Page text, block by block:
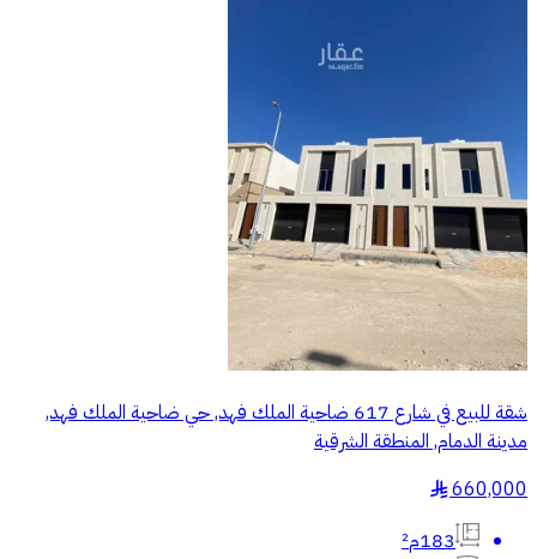
شقة للبيع في شارع 617 ضاحية الملك فهد, حي ضاحية الملك فهد,
مدينة الدمام, المنطقة الشرقية
660,000
§
183م²